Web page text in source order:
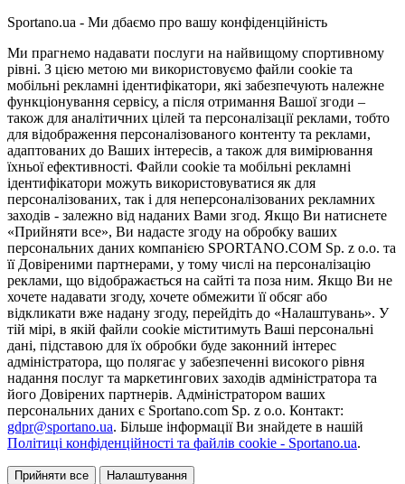
Sportano.ua - Ми дбаємо про вашу конфіденційність
Ми прагнемо надавати послуги на найвищому спортивному
рівні. З цією метою ми використовуємо файли cookie та
мобільні рекламні ідентифікатори, які забезпечують належне
функціонування сервісу, а після отримання Вашої згоди –
також для аналітичних цілей та персоналізації реклами, тобто
для відображення персоналізованого контенту та реклами,
адаптованих до Ваших інтересів, а також для вимірювання
їхньої ефективності. Файли cookie та мобільні рекламні
ідентифікатори можуть використовуватися як для
персоналізованих, так і для неперсоналізованих рекламних
заходів - залежно від наданих Вами згод. Якщо Ви натиснете
«Прийняти все», Ви надасте згоду на обробку ваших
персональних даних компанією SPORTANO.COM Sp. z o.o. та
її Довіреними партнерами, у тому числі на персоналізацію
реклами, що відображається на сайті та поза ним. Якщо Ви не
хочете надавати згоду, хочете обмежити її обсяг або
відкликати вже надану згоду, перейдіть до «Налаштувань». У
тій мірі, в якій файли cookie міститимуть Ваші персональні
дані, підставою для їх обробки буде законний інтерес
адміністратора, що полягає у забезпеченні високого рівня
надання послуг та маркетингових заходів адміністратора та
його Довірених партнерів. Адміністратором ваших
персональних даних є Sportano.com Sp. z o.o. Контакт:
gdpr@sportano.ua. Більше інформації Ви знайдете в нашій
Політиці конфіденційності та файлів cookie - Sportano.ua.
Прийняти все Налаштування